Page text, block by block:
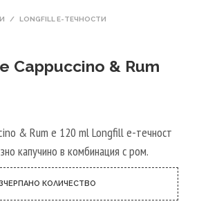
/ LONGFILL E-ТЕЧНОСТИ
Cappuccino & Rum
& Rum е 120 ml Longfill е-течност
капучино в комбинация с ром.
КОЛИЧЕСТВО